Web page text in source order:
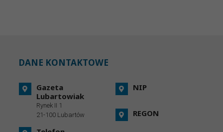
DANE KONTAKTOWE
Gazeta
Lubartowiak
Rynek II 1
21-100 Lubartów
NIP
REGON